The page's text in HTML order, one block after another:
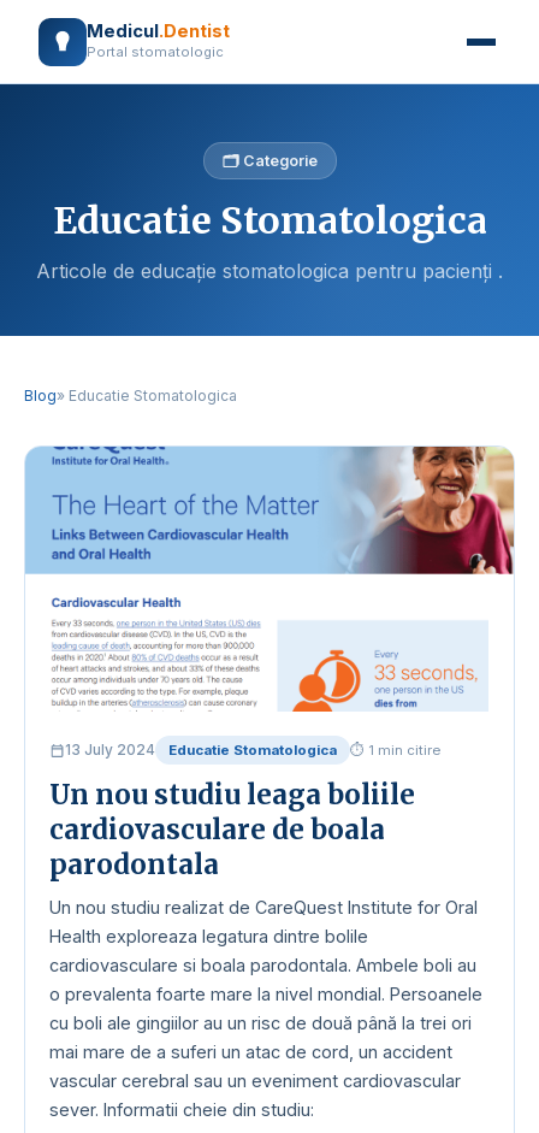
Medicul.Dentist
Portal stomatologic
🗂️ Categorie
Educatie Stomatologica
Articole de educație stomatologica pentru pacienți .
Blog» Educatie Stomatologica
13 July 2024 Educatie Stomatologica ⏱ 1 min citire
Un nou studiu leaga boliile
cardiovasculare de boala
parodontala
Un nou studiu realizat de CareQuest Institute for Oral
Health exploreaza legatura dintre bolile
cardiovasculare si boala parodontala. Ambele boli au
o prevalenta foarte mare la nivel mondial. Persoanele
cu boli ale gingiilor au un risc de două până la trei ori
mai mare de a suferi un atac de cord, un accident
vascular cerebral sau un eveniment cardiovascular
sever. Informatii cheie din studiu: